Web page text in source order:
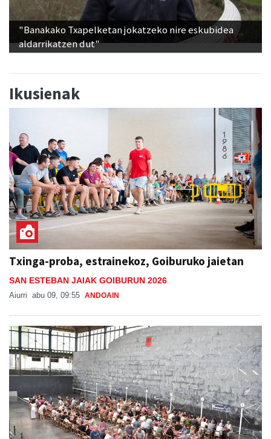
"Banakako Txapelketan jokatzeko nire eskubidea
aldarrikatzen dut"
Ikusienak
Txinga-proba, estrainekoz, Goiburuko jaietan
SAN ESTEBAN JAIAK GOIBURUN 2026
Aiurri abu 09, 09:55 ANDOAIN